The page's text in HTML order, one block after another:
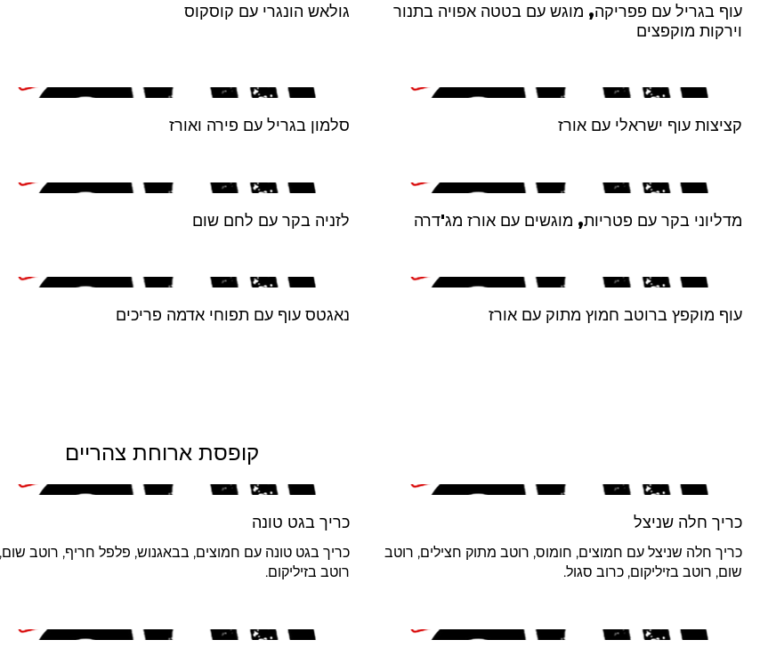
עוף בגריל עם פפריקה, מוגש עם בטטה אפויה בתנור
וירקות מוקפצים
גולאש הונגרי עם קוסקוס
קציצות עוף ישראלי עם אורז סלמון בגריל עם פירה ואורז
מדליוני בקר עם פטריות, מוגשים עם אורז מג'דרה לזניה בקר עם לחם שום
עוף מוקפץ ברוטב חמוץ מתוק עם אורז נאגטס עוף עם תפוחי אדמה פריכים
קופסת ארוחת צהריים
כריך חלה שניצל
כריך חלה שניצל עם חמוצים, חומוס, רוטב מתוק חצילים, רוטב
שום, רוטב בזיליקום, כרוב סגול.
כריך בגט טונה
כריך בגט טונה עם חמוצים, בבאגנוש, פלפל חריף, רוטב שום,
רוטב בזיליקום.